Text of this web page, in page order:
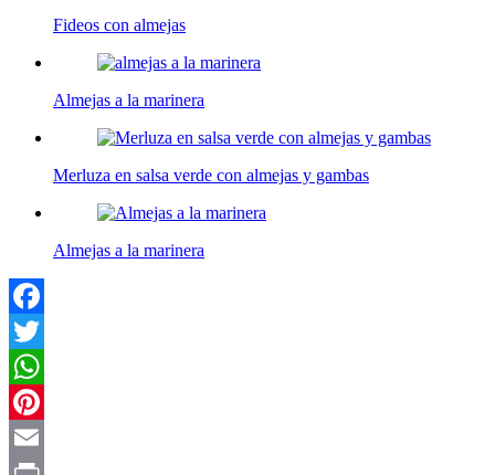
Fideos con almejas
Almejas a la marinera
Merluza en salsa verde con almejas y gambas
Almejas a la marinera
Facebook
Twitter
WhatsApp
Pinterest